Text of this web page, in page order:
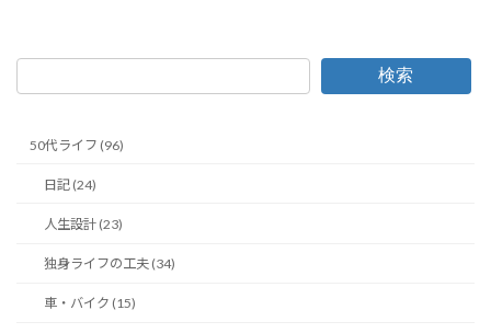
検索
50代ライフ (96)
日記 (24)
人生設計 (23)
独身ライフの工夫 (34)
車・バイク (15)